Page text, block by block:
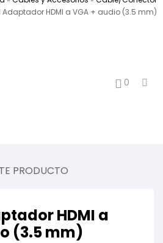
HDMI a VGA + audio (3.5 mm)
0
PRODUCTO
HDMI a
(3.5 mm)